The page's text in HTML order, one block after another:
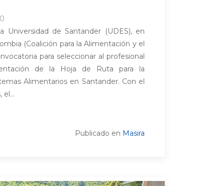
Universidad de Santander (UDES), en
(Coalición para la Alimentación y el
para seleccionar al profesional
de la Hoja de Ruta para la
Alimentarios en Santander. Con el
el...
Publicado en Masira